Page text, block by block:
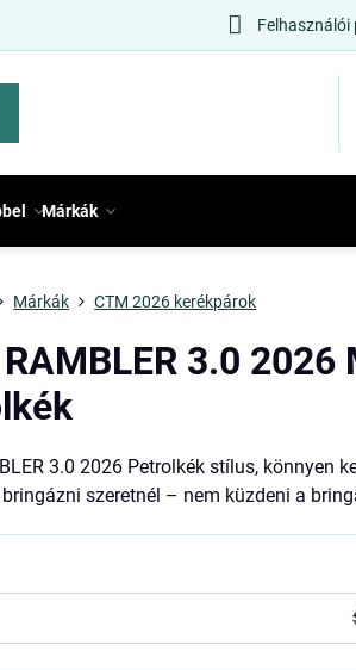
Felhasználói
Márkák
Márkák CTM 2026 kerékpárok
3.0 2026
3.0 2026 Petrolkék stílus, könnyen
bringázni szeretnél – nem küzdeni a